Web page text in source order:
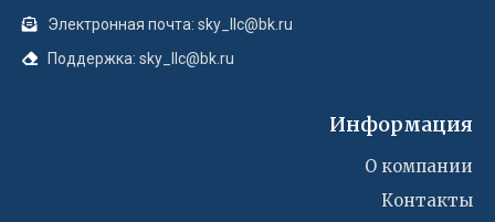
Электронная почта: sky_llc@bk.ru
Поддержка: sky_llc@bk.ru
Информация
О компании
Контакты